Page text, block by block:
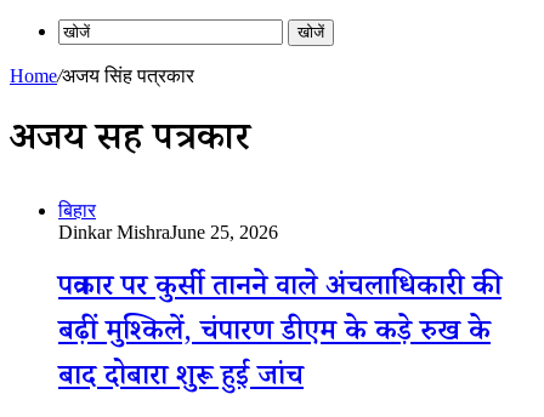
खोजें
Home/अजय सिंह पत्रकार
अजय सिंह पत्रकार
बिहार
Dinkar MishraJune 25, 2026
पत्रकार पर कुर्सी तानने वाले अंचलाधिकारी की
बढ़ीं मुश्किलें, चंपारण डीएम के कड़े रुख के
बाद दोबारा शुरू हुई जांच